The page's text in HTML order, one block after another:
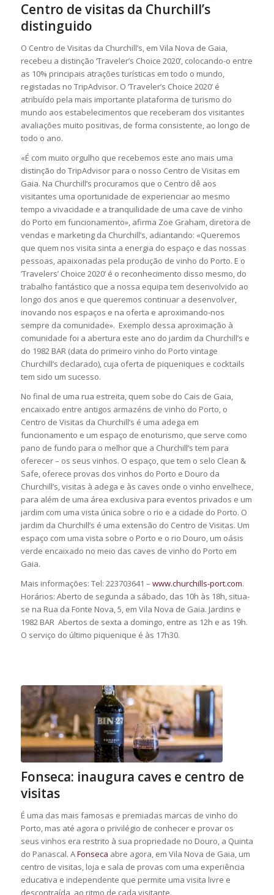
Centro de visitas da Churchill’s
distinguido
O Centro de Visitas da Churchill’s, em Vila Nova de Gaia,
recebeu a distinção ‘Traveler’s Choice 2020’, colocando-o entre
as 10% principais atrações turísticas em todo o mundo,
registadas no TripAdvisor. O ‘Traveler’s Choice 2020’ é
atribuído pela mais importante plataforma de turismo do
mundo aos estabelecimentos que receberam dos visitantes
avaliações muito positivas, de forma consistente, ao longo de
todo o ano.
«É com muito orgulho que recebemos este ano mais uma
distinção do TripAdvisor para o nosso Centro de Visitas em
Gaia. Na Churchill’s procuramos que o Centro dê aos
visitantes uma oportunidade de experienciar ao mesmo
tempo a vivacidade e a tranquilidade de uma cave de vinho
do Porto em funcionamento», afirma Zoe Graham, diretora de
vendas e marketing da Churchill’s, adiantando: «Queremos
que quem nos visita sinta a energia do espaço e das nossas
pessoas, apaixonadas pela produção de vinho do Porto. E o
‘Travelers’ Choice 2020’ é o reconhecimento disso mesmo, do
trabalho fantástico que a nossa equipa tem desenvolvido ao
longo dos anos e que queremos continuar a desenvolver,
inovando nos espaços e na oferta e aproximando-nos
sempre da comunidade». Exemplo dessa aproximação à
comunidade foi a abertura este ano do jardim da Churchill’s e
do 1982 BAR (data do primeiro vinho do Porto vintage
Churchill’s declarado), cuja oferta de piqueniques e cocktails
tem sido um sucesso.
No final de uma rua estreita, quem sobe do Cais de Gaia,
encaixado entre antigos armazéns de vinho do Porto, o
Centro de Visitas da Churchill’s é uma adega em
funcionamento e um espaço de enoturismo, que serve como
pano de fundo para o melhor que a Churchill’s tem para
oferecer – os seus vinhos. O espaço, que tem o selo Clean &
Safe, oferece provas dos vinhos do Porto e Douro da
Churchill’s, visitas à adega e às caves onde o vinho envelhece,
para além de uma área exclusiva para eventos privados e um
jardim com uma vista única sobre o rio e a cidade do Porto. O
jardim da Churchill’s é uma extensão do Centro de Visitas. Um
espaço com uma vista sobre o Porto e o rio Douro, um oásis
verde encaixado no meio das caves de vinho do Porto em
Gaia.
Mais informações: Tel: 223703641 – www.churchills-port.com.
Horários: Aberto de segunda a sábado, das 10h às 18h, situa-
se na Rua da Fonte Nova, 5, em Vila Nova de Gaia. Jardins e
1982 BAR Abertos de sexta a domingo, entre as 12h e as 19h.
O serviço do último piquenique é às 17h30.
Fonseca: inaugura caves e centro de
visitas
É uma das mais famosas e premiadas marcas de vinho do
Porto, mas até agora o privilégio de conhecer e provar os
seus vinhos era restrito à sua propriedade no Douro, a Quinta
do Panascal. AFonseca abre agora, em Vila Nova de Gaia, um
centro de visitas, loja e sala de provas com uma experiência
educativa e independente que permite uma visita livre e
descontraída, ao ritmo de cada visitante.